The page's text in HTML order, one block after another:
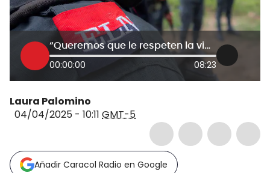
“Queremos que le respeten la vida y lo liberen ya”: hermano de secuestrado en Casanare
00:00:00 08:23
Laura Palomino
04/04/2025 - 10:11 GMT-5
Añadir Caracol Radio en Google